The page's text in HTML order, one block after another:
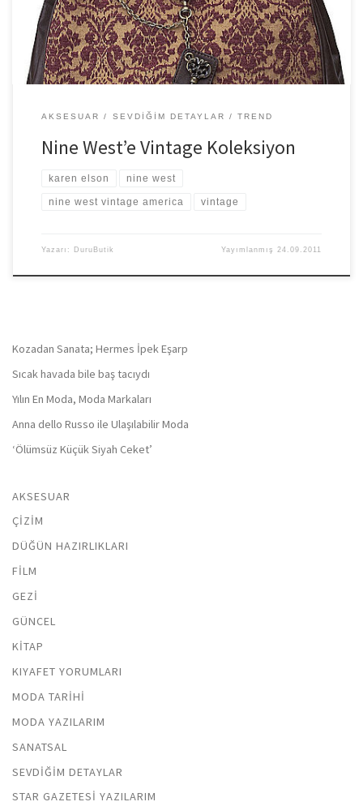
AKSESUAR SEVDIĞIM DETAYLAR TREND
Nine West’e Vintage Koleksiyon
karen elson nine west
nine west vintage america vintage
Yazarı: DuruButik Yayımlanmış24.09.2011
Kozadan Sanata; Hermes İpek Eşarp
Sıcak havada bile baş tacıydı
Yılın En Moda, Moda Markaları
Anna dello Russo ile Ulaşılabilir Moda
‘Ölümsüz Küçük Siyah Ceket’
AKSESUAR
ÇIZIM
DÜĞÜN HAZIRLIKLARI
FILM
GEZI
GÜNCEL
KITAP
KIYAFET YORUMLARI
MODA TARIHI
MODA YAZILARIM
SANATSAL
SEVDIĞIM DETAYLAR
STAR GAZETESI YAZILARIM